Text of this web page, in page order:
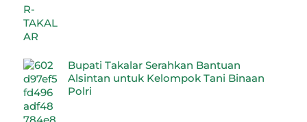
Bupati Takalar Serahkan Bantuan
Alsintan untuk Kelompok Tani Binaan
Polri